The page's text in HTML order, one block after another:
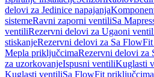
delovi za Jedinice napajanja
sistemeRavni zaporni ventiliSa
ventiliRezervni delovi za Ugaoni
stiskanjeRezervni delovi za Sa
Mepla priključcimaRezervni delovi za
za uzorkovanjeIspusni ventiliKuglasti
Kuglasti ventiliSa FlowFit